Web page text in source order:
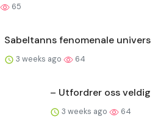
65
Sabeltanns fenomenale univers
3 weeks ago 64
– Utfordrer oss veldig
3 weeks ago 64